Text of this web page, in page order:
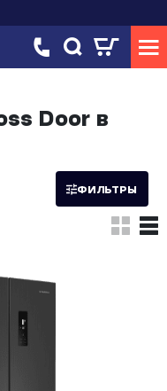
Door в
ФИЛЬТРЫ